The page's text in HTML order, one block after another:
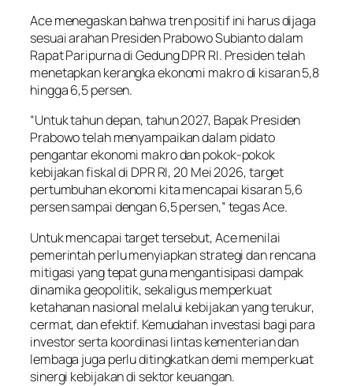
Ace menegaskan bahwa tren positif ini harus dijaga
sesuai arahan Presiden Prabowo Subianto dalam
Rapat Paripurna di Gedung DPR RI. Presiden telah
menetapkan kerangka ekonomi makro di kisaran 5,8
hingga 6,5 persen.
“Untuk tahun depan, tahun 2027, Bapak Presiden
Prabowo telah menyampaikan dalam pidato
pengantar ekonomi makro dan pokok-pokok
kebijakan fiskal di DPR RI, 20 Mei 2026, target
pertumbuhan ekonomi kita mencapai kisaran 5,6
persen sampai dengan 6,5 persen,” tegas Ace.
Untuk mencapai target tersebut, Ace menilai
pemerintah perlu menyiapkan strategi dan rencana
mitigasi yang tepat guna mengantisipasi dampak
dinamika geopolitik, sekaligus memperkuat
ketahanan nasional melalui kebijakan yang terukur,
cermat, dan efektif. Kemudahan investasi bagi para
investor serta koordinasi lintas kementerian dan
lembaga juga perlu ditingkatkan demi memperkuat
sinergi kebijakan di sektor keuangan.